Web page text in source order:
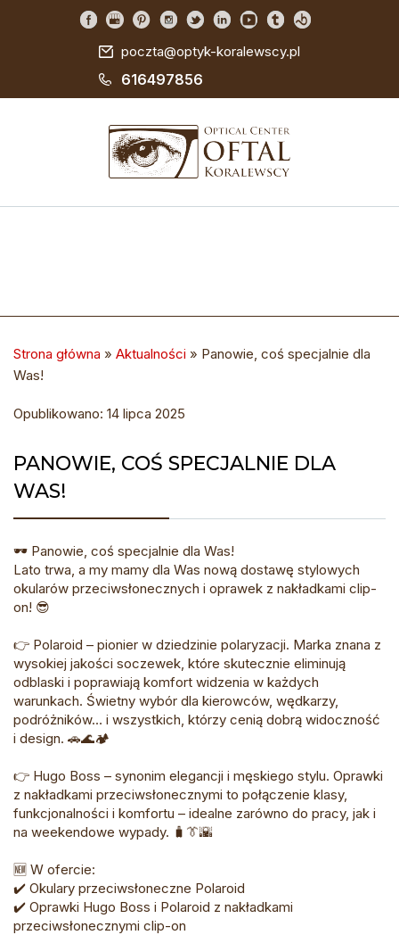
poczta@optyk-koralewscy.pl
616497856
Strona główna » Aktualności » Panowie, coś specjalnie dla
Was!
Opublikowano: 14 lipca 2025
PANOWIE, COŚ SPECJALNIE DLA
WAS!
🕶️ Panowie, coś specjalnie dla Was!
Lato trwa, a my mamy dla Was nową dostawę stylowych
okularów przeciwsłonecznych i oprawek z nakładkami clip-
on! 😎
👉 Polaroid – pionier w dziedzinie polaryzacji. Marka znana z
wysokiej jakości soczewek, które skutecznie eliminują
odblaski i poprawiają komfort widzenia w każdych
warunkach. Świetny wybór dla kierowców, wędkarzy,
podróżników… i wszystkich, którzy cenią dobrą widoczność
i design. 🚗🌊🏕️
👉 Hugo Boss – synonim elegancji i męskiego stylu. Oprawki
z nakładkami przeciwsłonecznymi to połączenie klasy,
funkcjonalności i komfortu – idealne zarówno do pracy, jak i
na weekendowe wypady. 🧳👔🌇
🆕 W ofercie:
✔️ Okulary przeciwsłoneczne Polaroid
✔️ Oprawki Hugo Boss i Polaroid z nakładkami
przeciwsłonecznymi clip-on